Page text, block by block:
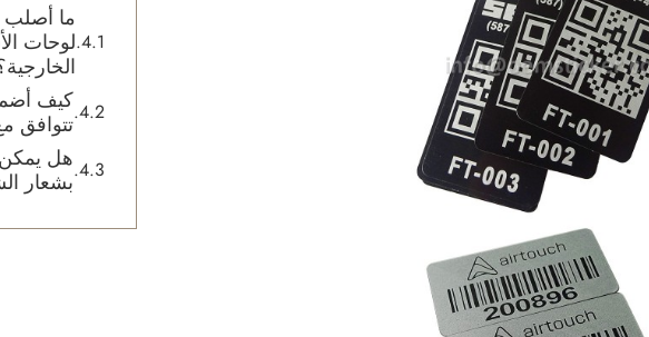
ما
لوحات
كيف
تتوافق
هل يمكن
بشعار